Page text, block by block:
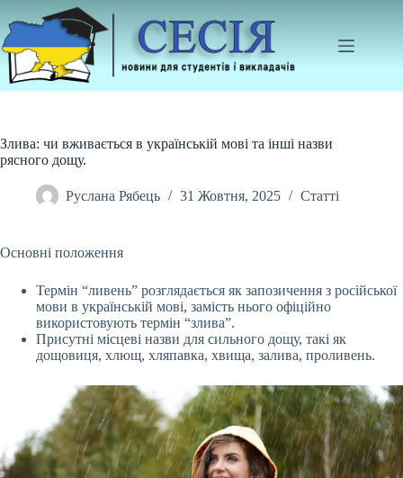
до
вмісту
Злива: чи вживається в українській мові та інші назви
рясного дощу.
Руслана Рябець 31 Жовтня, 2025 Статті
Основні положення
Термін “ливень” розглядається як запозичення з російської
мови в українській мові, замість нього офіційно
використовують термін “злива”.
Присутні місцеві назви для сильного дощу, такі як
дощовиця, хлющ, хляпавка, хвища, залива, проливень.